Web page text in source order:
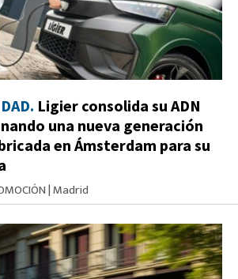
Ligier consolida su ADN
una nueva generación
en Ámsterdam para su
|Madrid